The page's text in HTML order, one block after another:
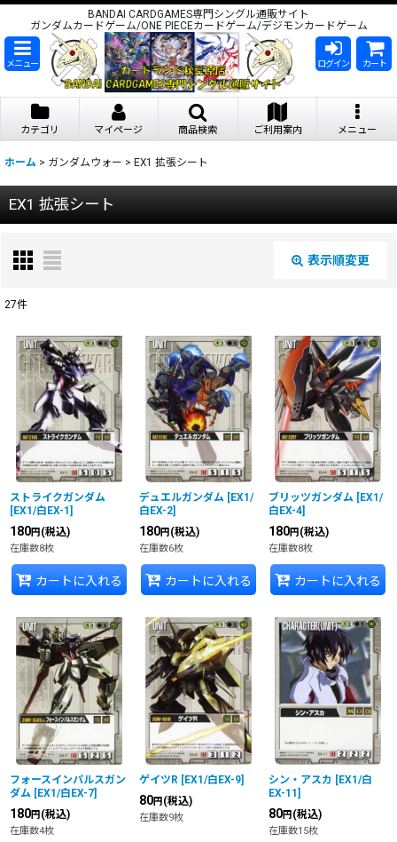
BANDAI CARDGAMES専門シングル通販サイト
ガンダムカードゲーム/ONE PIECEカードゲーム/デジモンカードゲーム
メニュー ログイン カート
カテゴリ マイページ 商品検索 ご利用案内 メニュー
ホーム > ガンダムウォー > EX1 拡張シート
EX1 拡張シート
表示順変更
在庫あり
並び順:
絞り込む
27件
ストライクガンダム
[EX1/白EX-1 ]
180円 (税込)
在庫数8枚
カートに入れる
デュエルガンダム [EX1/
白EX-2]
180円 (税込)
在庫数6枚
カートに入れる
ブリッツガンダム [EX1/
白EX-4]
180円 (税込)
在庫数8枚
カートに入れる
フォースインパルスガン
ダム [EX1/白EX-7]
180円 (税込)
在庫数4枚
ゲイツR [EX1/白EX-9]
80円 (税込)
在庫数9枚
シン・アスカ [EX1/白
EX-11 ]
80円 (税込)
在庫数15枚